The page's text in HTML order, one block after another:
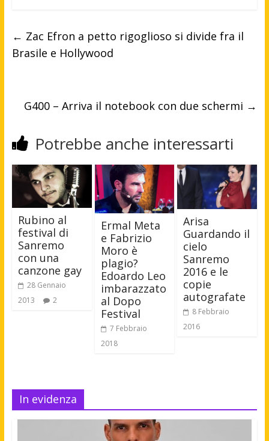
← Zac Efron a petto rigoglioso si divide fra il
Brasile e Hollywood
G400 – Arriva il notebook con due schermi →
Potrebbe anche interessarti
Rubino al
festival di
Sanremo
con una
canzone gay
28 Gennaio
2013
2
Ermal Meta
e Fabrizio
Moro è
plagio?
Edoardo Leo
imbarazzato
al Dopo
Festival
7 Febbraio
2018
Arisa
Guardando il
cielo
Sanremo
2016 e le
copie
autografate
8 Febbraio
2016
In evidenza